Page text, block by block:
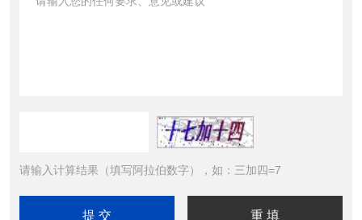
请输入计算结果（填写阿拉伯数字），如：三加四=7